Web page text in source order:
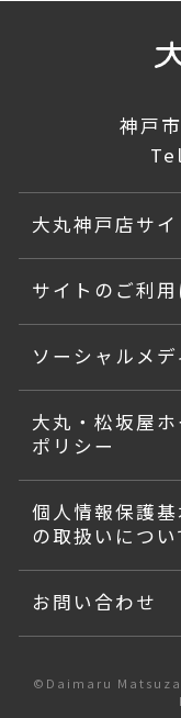
神戸
大丸神戸店サイ
サイトのご利
ソーシャルメ
大丸・松坂屋
ポリシー
個人情報保護
の取扱いについ
お問い合わせ
©Daimaru